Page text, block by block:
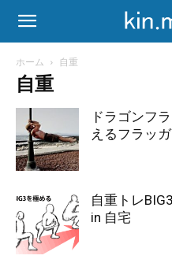
ホーム 自重
自重
ドラゴンフ
えるフラッ
自重トレ
in 自宅